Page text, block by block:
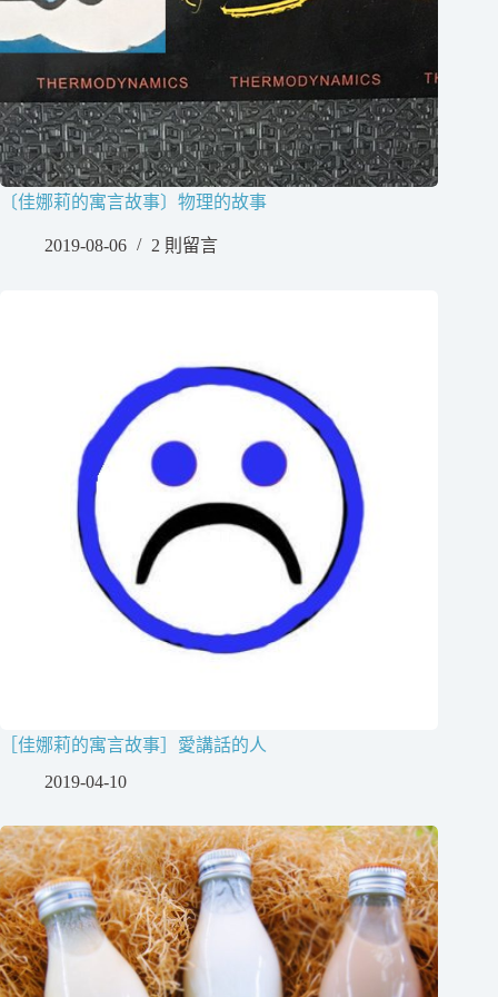
〔佳娜莉的寓言故事〕物理的故事
2019-08-06 2 則留言
［佳娜莉的寓言故事］愛講話的人
2019-04-10